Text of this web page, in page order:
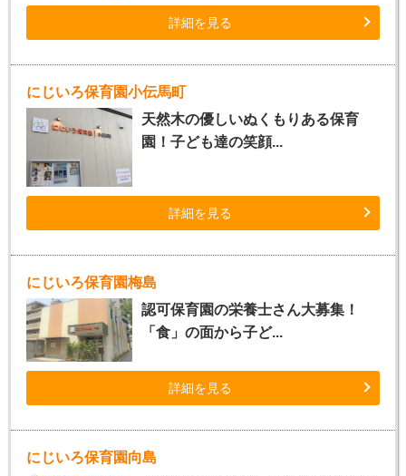
詳細を見る
にじいろ保育園小伝馬町
天然木の優しいぬくもりある保育
園！子ども達の笑顔...
詳細を見る
にじいろ保育園梅島
認可保育園の栄養士さん大募集！
「食」の面から子ど...
詳細を見る
にじいろ保育園向島